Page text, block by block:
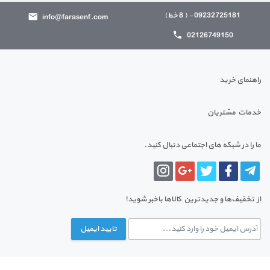
09232725181 - ( 8 خط)
02126749150
info@farasenf.com
راهنمای خرید
خدمات مشتریان
ما را در شبکه های اجتماعی دنبال کنید.
از تخفیف‌ها و جدیدترین‌ کالاها باخبر شوید!
تایید ایمیل